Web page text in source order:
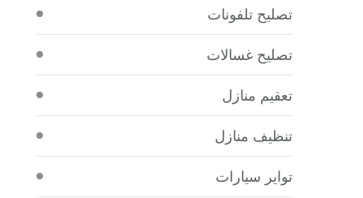
تصليح تلفونات
تصليح غسالات
تعقيم منازل
تنظيف منازل
تواير سيارات